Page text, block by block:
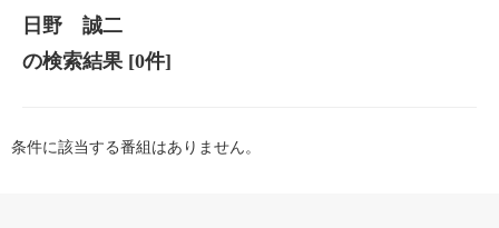
日野 誠二
の検索結果[0件]
条件に該当する番組はありません。